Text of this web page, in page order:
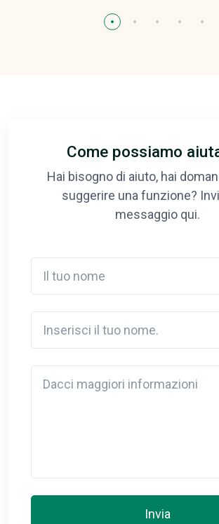
Come possiamo
Hai bisogno di aiuto, hai
suggerire una funzione?
messaggio qui.
Invia